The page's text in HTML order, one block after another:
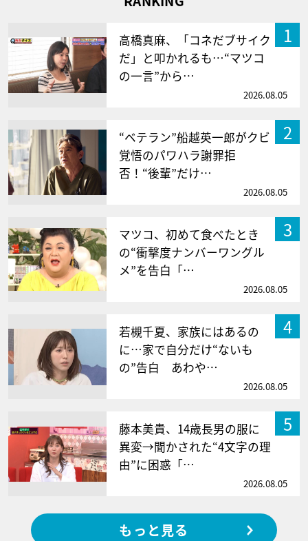
1
高橋真麻、「コネだブサイク
だ」と叩かれるも…“マツコ
の一言”から…
2026.08.05
2
“ベテラン”船越英一郎がクビ
覚悟のパワハラ謝罪拒
否！“後輩”だけ…
2026.08.05
3
マツコ、初めて食べたとき
の“衝撃度ナンバーワングル
メ”を告白「…
2026.08.05
4
若槻千夏、家族にはあるの
に…家で自分だけ“ないも
の”告白 あわや…
2026.08.05
5
藤本美貴、14歳長男の服に
異変→聞かされた“4文字の理
由”に困惑「…
2026.08.05
もっと見る